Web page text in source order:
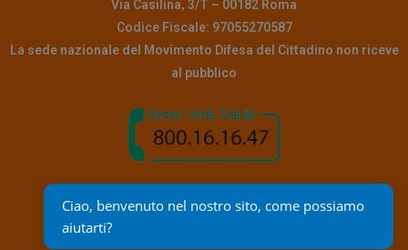
Via Casilina, 3/T – 00182 Roma
Codice Fiscale: 97055270587
La sede nazionale del Movimento Difesa del Cittadino non riceve
al pubblico
Contatti
Ciao, benvenuto nel nostro sito, come possiamo
aiutarti?